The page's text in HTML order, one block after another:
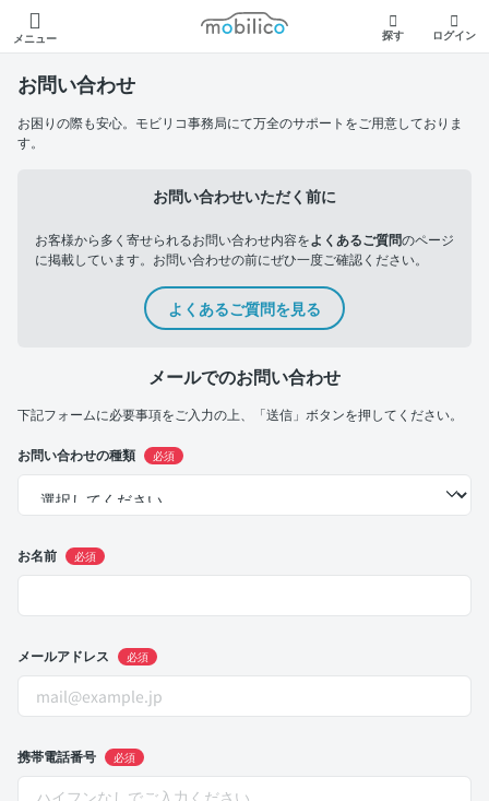
メニュー
モビリコ
探す ログイン
お問い合わせ
お困りの際も安心。モビリコ事務局にて万全のサポートをご用意しておりま
す。
お問い合わせいただく前に
お客様から多く寄せられるお問い合わせ内容をよくあるご質問のページ
に掲載しています。お問い合わせの前にぜひ一度ご確認ください。
よくあるご質問を見る
メールでのお問い合わせ
下記フォームに必要事項をご入力の上、「送信」ボタンを押してください。
お問い合わせの種類 必須
お名前 必須
メールアドレス 必須
携帯電話番号 必須